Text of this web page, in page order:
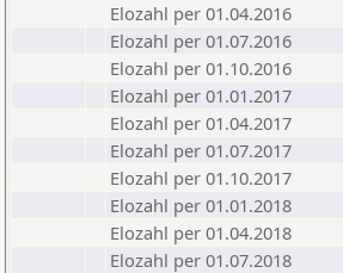
Elozahl per 01.04.2016
Elozahl per 01.07.2016
Elozahl per 01.10.2016
Elozahl per 01.01.2017
Elozahl per 01.04.2017
Elozahl per 01.07.2017
Elozahl per 01.10.2017
Elozahl per 01.01.2018
Elozahl per 01.04.2018
Elozahl per 01.07.2018